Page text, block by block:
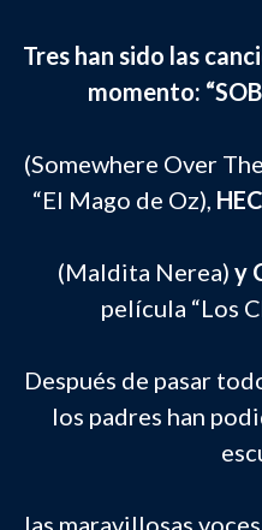
Tres han sido las
momento:
(Somewhere Over
“El Mago de Oz),
(Maldita Nerea) y
película “Los
Después de pasar
los padres han
las maravillosas